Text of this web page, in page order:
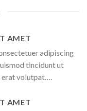
AMET
adipiscing
tincidunt ut
volutpat….
AMET